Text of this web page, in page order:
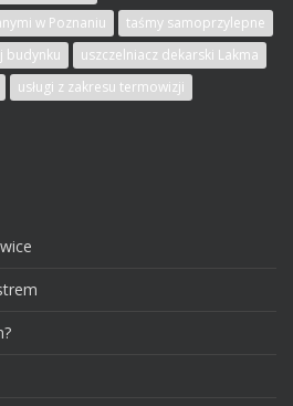
w Poznaniu
taśmy samoprzylepne
budynku
uszczelniacz dekarski Lakma
usługi z zakresu termowizji